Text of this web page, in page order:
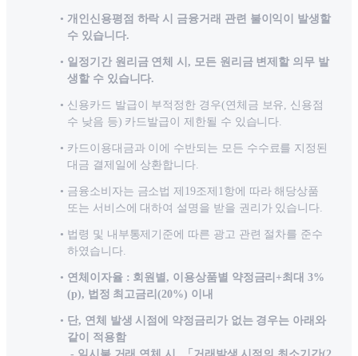
개인신용평점 하락 시 금융거래 관련 불이익이 발생할
수 있습니다.
일정기간 원리금 연체 시, 모든 원리금 변제할 의무 발
생할 수 있습니다.
신용카드 발급이 부적정한 경우(연체금 보유, 신용점
수 낮음 등) 카드발급이 제한될 수 있습니다.
카드이용대금과 이에 수반되는 모든 수수료를 지정된
대금 결제일에 상환합니다.
금융소비자는 금소법 제19조제1항에 따라 해당상품
또는 서비스에 대하여 설명을 받을 권리가 있습니다.
법령 및 내부통제기준에 따른 광고 관련 절차를 준수
하였습니다.
연체이자율 : 회원별, 이용상품별 약정금리+최대 3%
(p), 법정 최고금리(20%) 이내
단, 연체 발생 시점에 약정금리가 없는 경우는 아래와
같이 적용함